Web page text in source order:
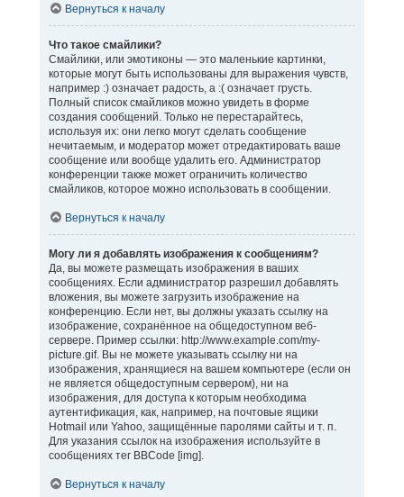
Вернуться к началу
Что такое смайлики?
Смайлики, или эмотиконы — это маленькие картинки,
которые могут быть использованы для выражения чувств,
например :) означает радость, а :( означает грусть.
Полный список смайликов можно увидеть в форме
создания сообщений. Только не перестарайтесь,
используя их: они легко могут сделать сообщение
нечитаемым, и модератор может отредактировать ваше
сообщение или вообще удалить его. Администратор
конференции также может ограничить количество
смайликов, которое можно использовать в сообщении.
Вернуться к началу
Могу ли я добавлять изображения к сообщениям?
Да, вы можете размещать изображения в ваших
сообщениях. Если администратор разрешил добавлять
вложения, вы можете загрузить изображение на
конференцию. Если нет, вы должны указать ссылку на
изображение, сохранённое на общедоступном веб-
сервере. Пример ссылки: http://www.example.com/my-
picture.gif. Вы не можете указывать ссылку ни на
изображения, хранящиеся на вашем компьютере (если он
не является общедоступным сервером), ни на
изображения, для доступа к которым необходима
аутентификация, как, например, на почтовые ящики
Hotmail или Yahoo, защищённые паролями сайты и т. п.
Для указания ссылок на изображения используйте в
сообщениях тег BBCode [img].
Вернуться к началу